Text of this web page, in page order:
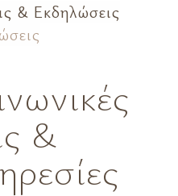
& Εκδηλώσεις
&